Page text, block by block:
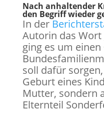
Nach anhaltender
den Begriff wieder
In der
Autorin das Wort
ging es um
soll dafür
Geburt eines
Mutter, sondern
Elternteil